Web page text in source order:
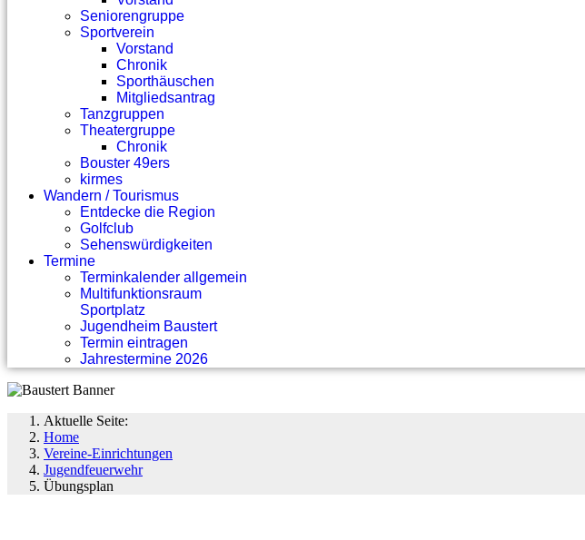
Seniorengruppe
Sportverein
Vorstand
Chronik
Sporthäuschen
Mitgliedsantrag
Tanzgruppen
Theatergruppe
Chronik
Bouster 49ers
kirmes
Wandern / Tourismus
Entdecke die Region
Golfclub
Sehenswürdigkeiten
Termine
Terminkalender allgemein
Multifunktionsraum
Sportplatz
Jugendheim Baustert
Termin eintragen
Jahrestermine 2026
Aktuelle Seite:
Home
Vereine-Einrichtungen
Jugendfeuerwehr
Übungsplan